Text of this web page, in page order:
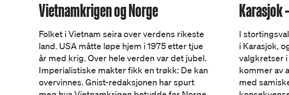
Vietnamkrigen og Norge
Folket i Vietnam seira over verdens rikeste
land. USA måtte løpe hjem i 1975 etter tjue
år med krig. Over hele verden var det jubel.
Imperialistiske makter fikk en trøkk: De kan
overvinnes. Gnist-redaksjonen har spurt
Karasjok
I
i Karasjok,
valgkretser
kommer av
med